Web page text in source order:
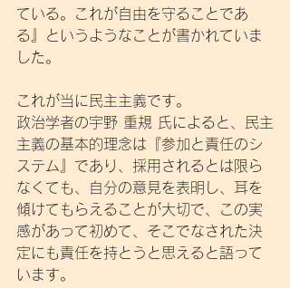
ている。これが自由を守ることであ
る』というようなことが書かれていま
した。
これが当に民主主義です。
政治学者の宇野 重規 氏によると、民主
主義の基本的理念は『参加と責任のシ
ステム』であり、採用されるとは限ら
なくても、自分の意見を表明し、耳を
傾けてもらえることが大切で、この実
感があって初めて、そこでなされた決
定にも責任を持とうと思えると語って
います。